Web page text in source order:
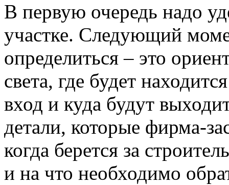
В первую очередь надо
участке. Следующий
определиться – это
света, где будет
вход и куда будут
детали, которые фирма-
когда берется за
и на что необходимо